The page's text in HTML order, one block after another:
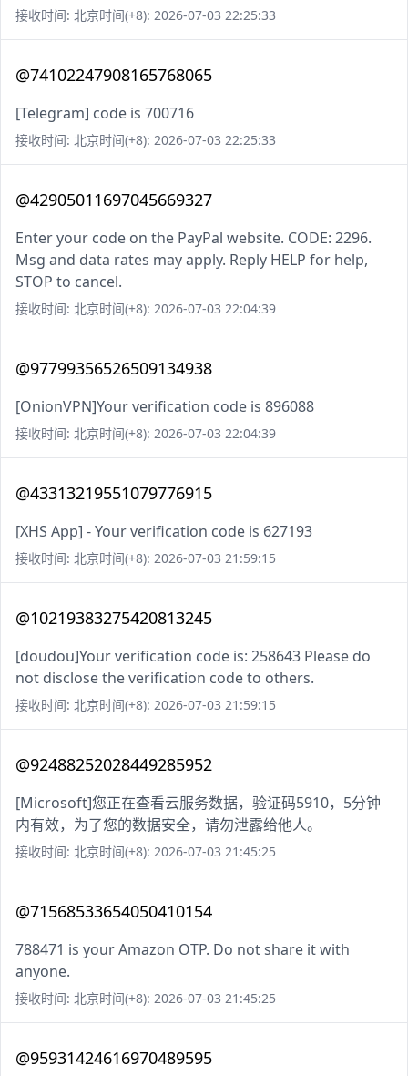
接收时间: 北京时间(+8): 2026-07-03 22:25:33
@74102247908165768065
[Telegram] code is 700716
接收时间: 北京时间(+8): 2026-07-03 22:25:33
@42905011697045669327
Enter your code on the PayPal website. CODE: 2296.
Msg and data rates may apply. Reply HELP for help,
STOP to cancel.
接收时间: 北京时间(+8): 2026-07-03 22:04:39
@97799356526509134938
[OnionVPN]Your verification code is 896088
接收时间: 北京时间(+8): 2026-07-03 22:04:39
@43313219551079776915
[XHS App] - Your verification code is 627193
接收时间: 北京时间(+8): 2026-07-03 21:59:15
@10219383275420813245
[doudou]Your verification code is: 258643 Please do
not disclose the verification code to others.
接收时间: 北京时间(+8): 2026-07-03 21:59:15
@92488252028449285952
[Microsoft]您正在查看云服务数据，验证码5910，5分钟
内有效，为了您的数据安全，请勿泄露给他人。
接收时间: 北京时间(+8): 2026-07-03 21:45:25
@71568533654050410154
788471 is your Amazon OTP. Do not share it with
anyone.
接收时间: 北京时间(+8): 2026-07-03 21:45:25
@95931424616970489595